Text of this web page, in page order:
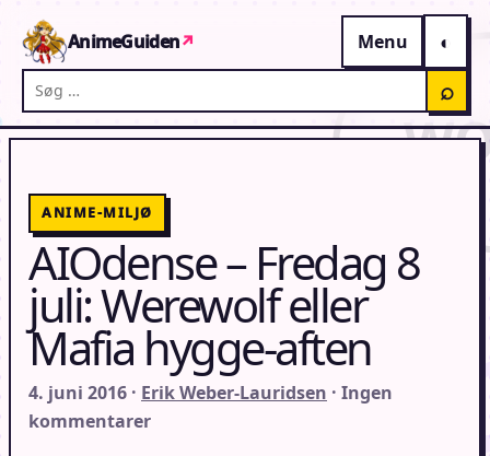
AnimeGuiden↗
Menu
Søg på AnimeGuiden
⌕
ANIME-MILJØ
AIOdense – Fredag 8
juli: Werewolf eller
Mafia hygge-aften
4. juni 2016 · Erik Weber-Lauridsen · Ingen
kommentarer